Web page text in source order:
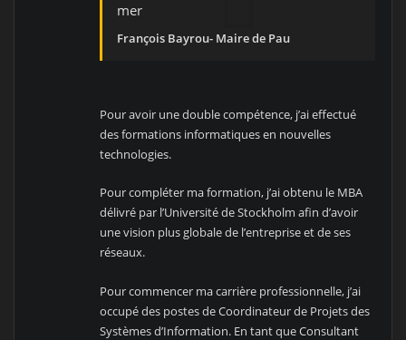
mer
François Bayrou- Maire de Pau
Pour avoir une double compétence, j’ai effectué
des formations informatiques en nouvelles
technologies.
Pour compléter ma formation, j’ai obtenu le MBA
délivré par l’Université de Stockholm afin d’avoir
une vision plus globale de l’entreprise et de ses
réseaux.
Pour commencer ma carrière professionnelle, j’ai
occupé des postes de Coordinateur de Projets des
Systèmes d’Information. En tant que Consultant